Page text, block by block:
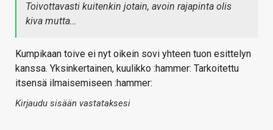
Toivottavasti kuitenkin jotain, avoin rajapinta olis
kiva mutta…
Kumpikaan toive ei nyt oikein sovi yhteen tuon esittelyn
kanssa. Yksinkertainen, kuulikko :hammer: Tarkoitettu
itsensä ilmaisemiseen :hammer:
Kirjaudu sisään vastataksesi